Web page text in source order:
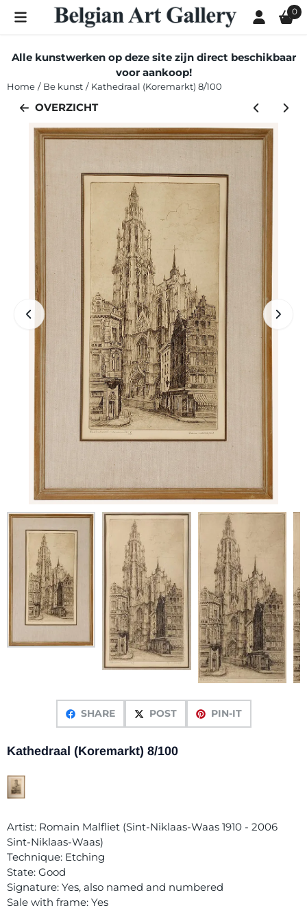
Cookievoorkeuren zijn momenteel gesloten. 0
Alle kunstwerken op deze site zijn direct beschikbaar
voor aankoop!
Home / Be kunst / Kathedraal (Koremarkt) 8/100
OVERZICHT
SHARE POST PIN-IT
Kathedraal (Koremarkt) 8/100
Artist: Romain Malfliet (Sint-Niklaas-Waas 1910 - 2006
Sint-Niklaas-Waas)
Technique: Etching
State: Good
Signature: Yes, also named and numbered
Sale with frame: Yes